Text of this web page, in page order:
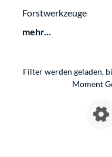
Forstwerkzeuge
mehr...
Filter werden geladen,
Moment